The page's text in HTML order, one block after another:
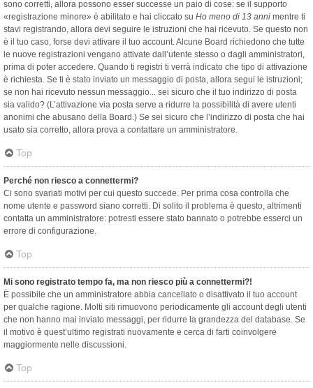
sono corretti, allora possono esser successe un paio di cose: se il supporto
«registrazione minore» è abilitato e hai cliccato su Ho meno di 13 anni mentre ti
stavi registrando, allora devi seguire le istruzioni che hai ricevuto. Se questo non
è il tuo caso, forse devi attivare il tuo account. Alcune Board richiedono che tutte
le nuove registrazioni vengano attivate dall’utente stesso o dagli amministratori,
prima di poter accedere. Quando ti registri ti verrà indicato che tipo di attivazione
è richiesta. Se ti è stato inviato un messaggio di posta, allora segui le istruzioni;
se non hai ricevuto nessun messaggio... sei sicuro che il tuo indirizzo di posta
sia valido? (L’attivazione via posta serve a ridurre la possibilità di avere utenti
anonimi che abusano della Board.) Se sei sicuro che l’indirizzo di posta che hai
usato sia corretto, allora prova a contattare un amministratore.
Top
Perché non riesco a connettermi?
Ci sono svariati motivi per cui questo succede. Per prima cosa controlla che
nome utente e password siano corretti. Di solito il problema è questo, altrimenti
contatta un amministratore: potresti essere stato bannato o potrebbe esserci un
errore di configurazione.
Top
Mi sono registrato tempo fa, ma non riesco più a connettermi?!
È possibile che un amministratore abbia cancellato o disattivato il tuo account
per qualche ragione. Molti siti rimuovono periodicamente gli account degli utenti
che non hanno mai inviato messaggi, per ridurre la grandezza del database. Se
il motivo è quest’ultimo registrati nuovamente e cerca di farti coinvolgere
maggiormente nelle discussioni.
Top